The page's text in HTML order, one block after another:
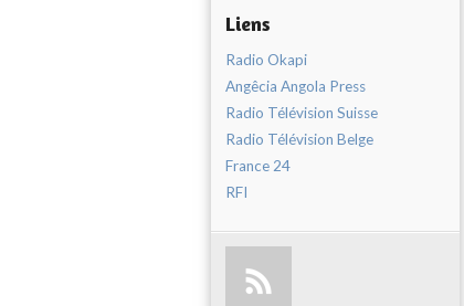
Liens
Radio Okapi
Angêcia Angola Press
Radio Télévision Suisse
Radio Télévision Belge
France 24
RFI